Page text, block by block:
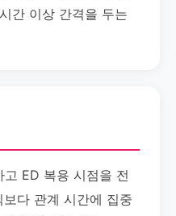
간 이상 간격을 두는
ED 복용 시점을 전
다 관계 시간에 집중